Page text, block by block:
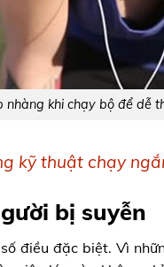
nhàng khi chạy bộ để dễ
kỹ thuật chạy
bị suyễn
điều đặc biệt. Vì